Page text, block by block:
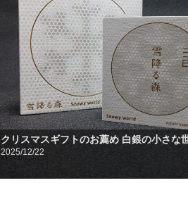
クリスマスギフトのお薦め 白銀の小さな
2025/12/22